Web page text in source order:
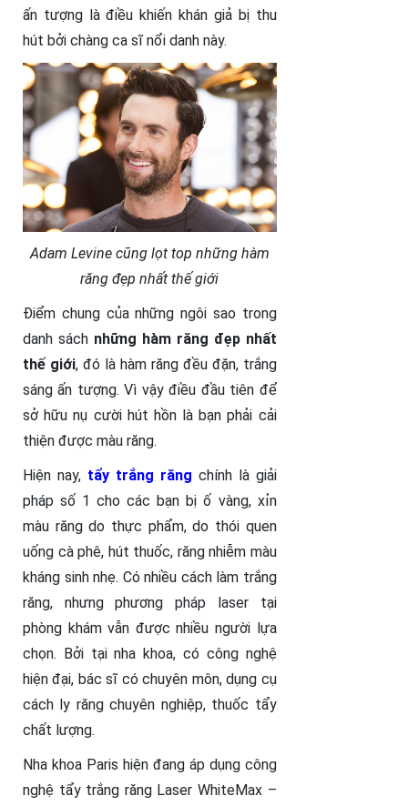
ấn tượng là điều khiến khán giả bị thu
hút bởi chàng ca sĩ nổi danh này.
Adam Levine cũng lọt top những hàm
răng đẹp nhất thế giới
Điểm chung của những ngôi sao trong
danh sách những hàm răng đẹp nhất
thế giới, đó là hàm răng đều đặn, trắng
sáng ấn tượng. Vì vậy điều đầu tiên để
sở hữu nụ cười hút hồn là bạn phải cải
thiện được màu răng.
Hiện nay, tẩy trắng răng chính là giải
pháp số 1 cho các bạn bị ố vàng, xỉn
màu răng do thực phẩm, do thói quen
uống cà phê, hút thuốc, răng nhiễm màu
kháng sinh nhẹ. Có nhiều cách làm trắng
răng, nhưng phương pháp laser tại
phòng khám vẫn được nhiều người lựa
chọn. Bởi tại nha khoa, có công nghệ
hiện đại, bác sĩ có chuyên môn, dụng cụ
cách ly răng chuyên nghiệp, thuốc tẩy
chất lượng.
Nha khoa Paris hiện đang áp dụng công
nghệ tẩy trắng răng Laser WhiteMax –